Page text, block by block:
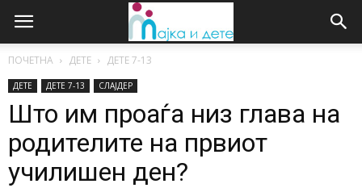
ПОЧЕТНА ДЕТЕ ДЕTE 7-13
ДЕТЕ ДЕTE 7-13 СЛАЈДЕР
Што им проаѓа низ глава на
родителите на првиот
училишен ден?